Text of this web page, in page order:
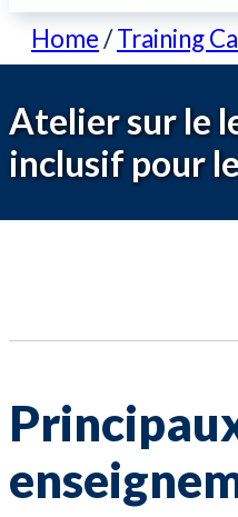
Home/Training
Atelier sur le
inclusif pour